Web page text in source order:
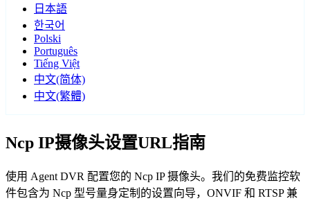
日本語
한국어
Polski
Português
Tiếng Việt
中文(简体)
中文(繁體)
Ncp IP摄像头设置URL指南
使用 Agent DVR 配置您的 Ncp IP 摄像头。我们的免费监控软
件包含为 Ncp 型号量身定制的设置向导，ONVIF 和 RTSP 兼